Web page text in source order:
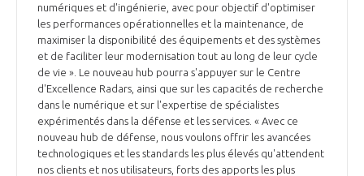
numériques et d'ingénierie, avec pour objectif d'optimiser
les performances opérationnelles et la maintenance, de
maximiser la disponibilité des équipements et des systèmes
et de faciliter leur modernisation tout au long de leur cycle
de vie ». Le nouveau hub pourra s'appuyer sur le Centre
d'Excellence Radars, ainsi que sur les capacités de recherche
dans le numérique et sur l'expertise de spécialistes
expérimentés dans la défense et les services. « Avec ce
nouveau hub de défense, nous voulons offrir les avancées
technologiques et les standards les plus élevés qu'attendent
nos clients et nos utilisateurs, forts des apports les plus